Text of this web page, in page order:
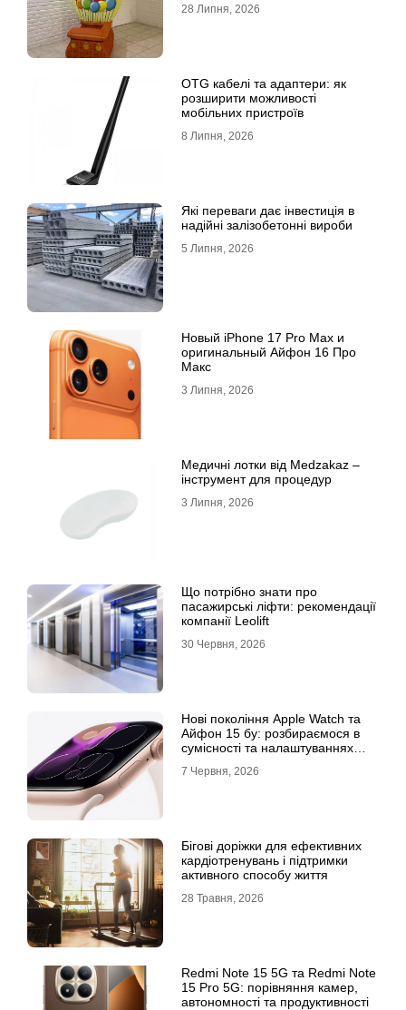
28 Липня, 2026
OTG кабелі та адаптери: як
розширити можливості
мобільних пристроїв
8 Липня, 2026
Які переваги дає інвестиція в
надійні залізобетонні вироби
5 Липня, 2026
Новый iPhone 17 Pro Max и
оригинальный Айфон 16 Про
Макс
3 Липня, 2026
Медичні лотки від Medzakaz –
інструмент для процедур
3 Липня, 2026
Що потрібно знати про
пасажирські ліфти: рекомендації
компанії Leolift
30 Червня, 2026
Нові покоління Apple Watch та
Айфон 15 бу: розбираємося в
сумісності та налаштуваннях
7 Червня, 2026
Бігові доріжки для ефективних
кардіотренувань і підтримки
активного способу життя
28 Травня, 2026
Redmi Note 15 5G та Redmi Note
15 Pro 5G: порівняння камер,
автономності та продуктивності